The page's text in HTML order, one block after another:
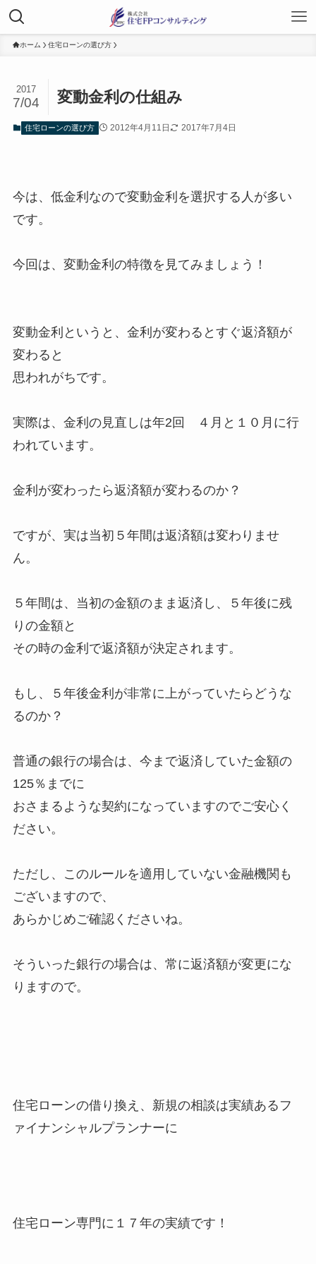
ホーム 住宅ローンの選び方
変動金利の仕組み
2017
7/04
住宅ローンの選び方 2012年4月11日 2017年7月4日
今は、低金利なので変動金利を選択する人が多い
です。
今回は、変動金利の特徴を見てみましょう！
変動金利というと、金利が変わるとすぐ返済額が
変わると
思われがちです。
実際は、金利の見直しは年2回 ４月と１０月に行
われています。
金利が変わったら返済額が変わるのか？
ですが、実は当初５年間は返済額は変わりませ
ん。
５年間は、当初の金額のまま返済し、５年後に残
りの金額と
その時の金利で返済額が決定されます。
もし、５年後金利が非常に上がっていたらどうな
るのか？
普通の銀行の場合は、今まで返済していた金額の
125％までに
おさまるような契約になっていますのでご安心く
ださい。
ただし、このルールを適用していない金融機関も
ございますので、
あらかじめご確認くださいね。
そういった銀行の場合は、常に返済額が変更にな
りますので。
住宅ローンの借り換え、新規の相談は実績あるフ
ァイナンシャルプランナーに
住宅ローン専門に１７年の実績です！